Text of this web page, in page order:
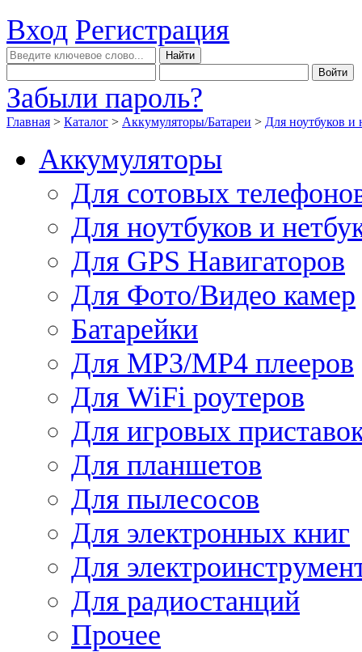
Вход Регистрация
Забыли пароль?
Главная > Каталог > Аккумуляторы/Батареи > Для ноутбуков и
Аккумуляторы
Для сотовых
Для ноутбуков и
Для GPS Навигаторов
Для Фото/Видео камер
Батарейки
Для MP3/MP4 плееров
Для WiFi роутеров
Для игровых
Для планшетов
Для пылесосов
Для электронных книг
Для
Для радиостанций
Прочее